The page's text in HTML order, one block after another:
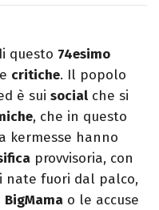
mancare, il
a un romanzo di
questo 74esimo
critiche. Il popolo
è sui social che si
, che in questo
kermesse hanno
provvisoria, con
nate fuori dal palco,
BigMama o le accuse